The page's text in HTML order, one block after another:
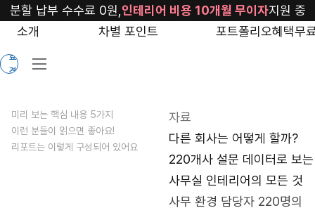
blog/survey-
report-
료
견
소개 차별 포인트 포트폴리오혜택무
분할 납부 수수료 0원, 인테리어 비용 10개월 무이자지원 중
다른 회사는 어떻게 할까?
220개사 설문 데이터로 보는
사무실 인테리어의 모든 것
사무 환경 담당자 220명의
자료
미리 보는 핵심 내용 5가지
이런 분들이 읽으면 좋아요!
리포트는 이렇게 구성되어 있어요